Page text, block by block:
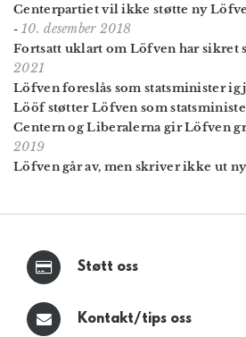
Centerpartiet vil ikke støtte ny
- 10. desember 2018
Fortsatt uklart om Löfven har sikret
2021
Löfven foreslås som statsminister
Lööf støtter Löfven som
Centern og Liberalerna gir Löfven
2019
Löfven går av, men skriver ikke ut
Støtt oss
Kontakt/tips oss